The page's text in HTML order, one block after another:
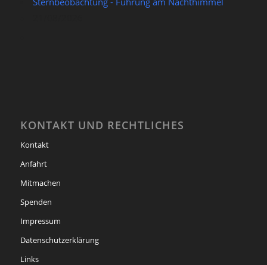
KONTAKT UND RECHTLICHES
Kontakt
Anfahrt
Mitmachen
Spenden
Impressum
Datenschutzerklärung
Links